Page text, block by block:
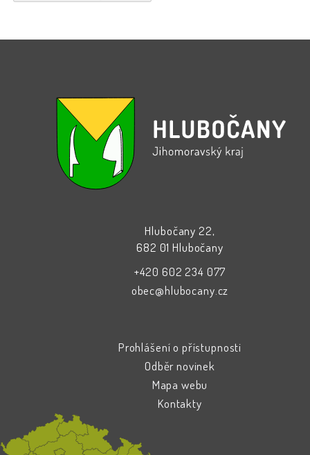
Hlubočany 22,
682 01 Hlubočany
+420 602 234 077
obec@hlubocany.cz
Prohlášení o přístupnosti
Odběr novinek
Mapa webu
Kontakty